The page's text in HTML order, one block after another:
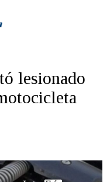
lesionado